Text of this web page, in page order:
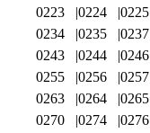
0223 0224 0225
0234
0235 0237
0243
0244 0246
0255
0256 0257
0263
0264 0265
0270
0274 0276